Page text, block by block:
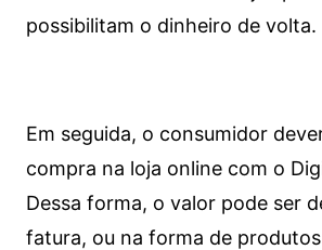
possibilitam o dinheiro de volta.
Em seguida, o consumidor
compra na loja online com o
Dessa forma, o valor pode ser
fatura, ou na forma de